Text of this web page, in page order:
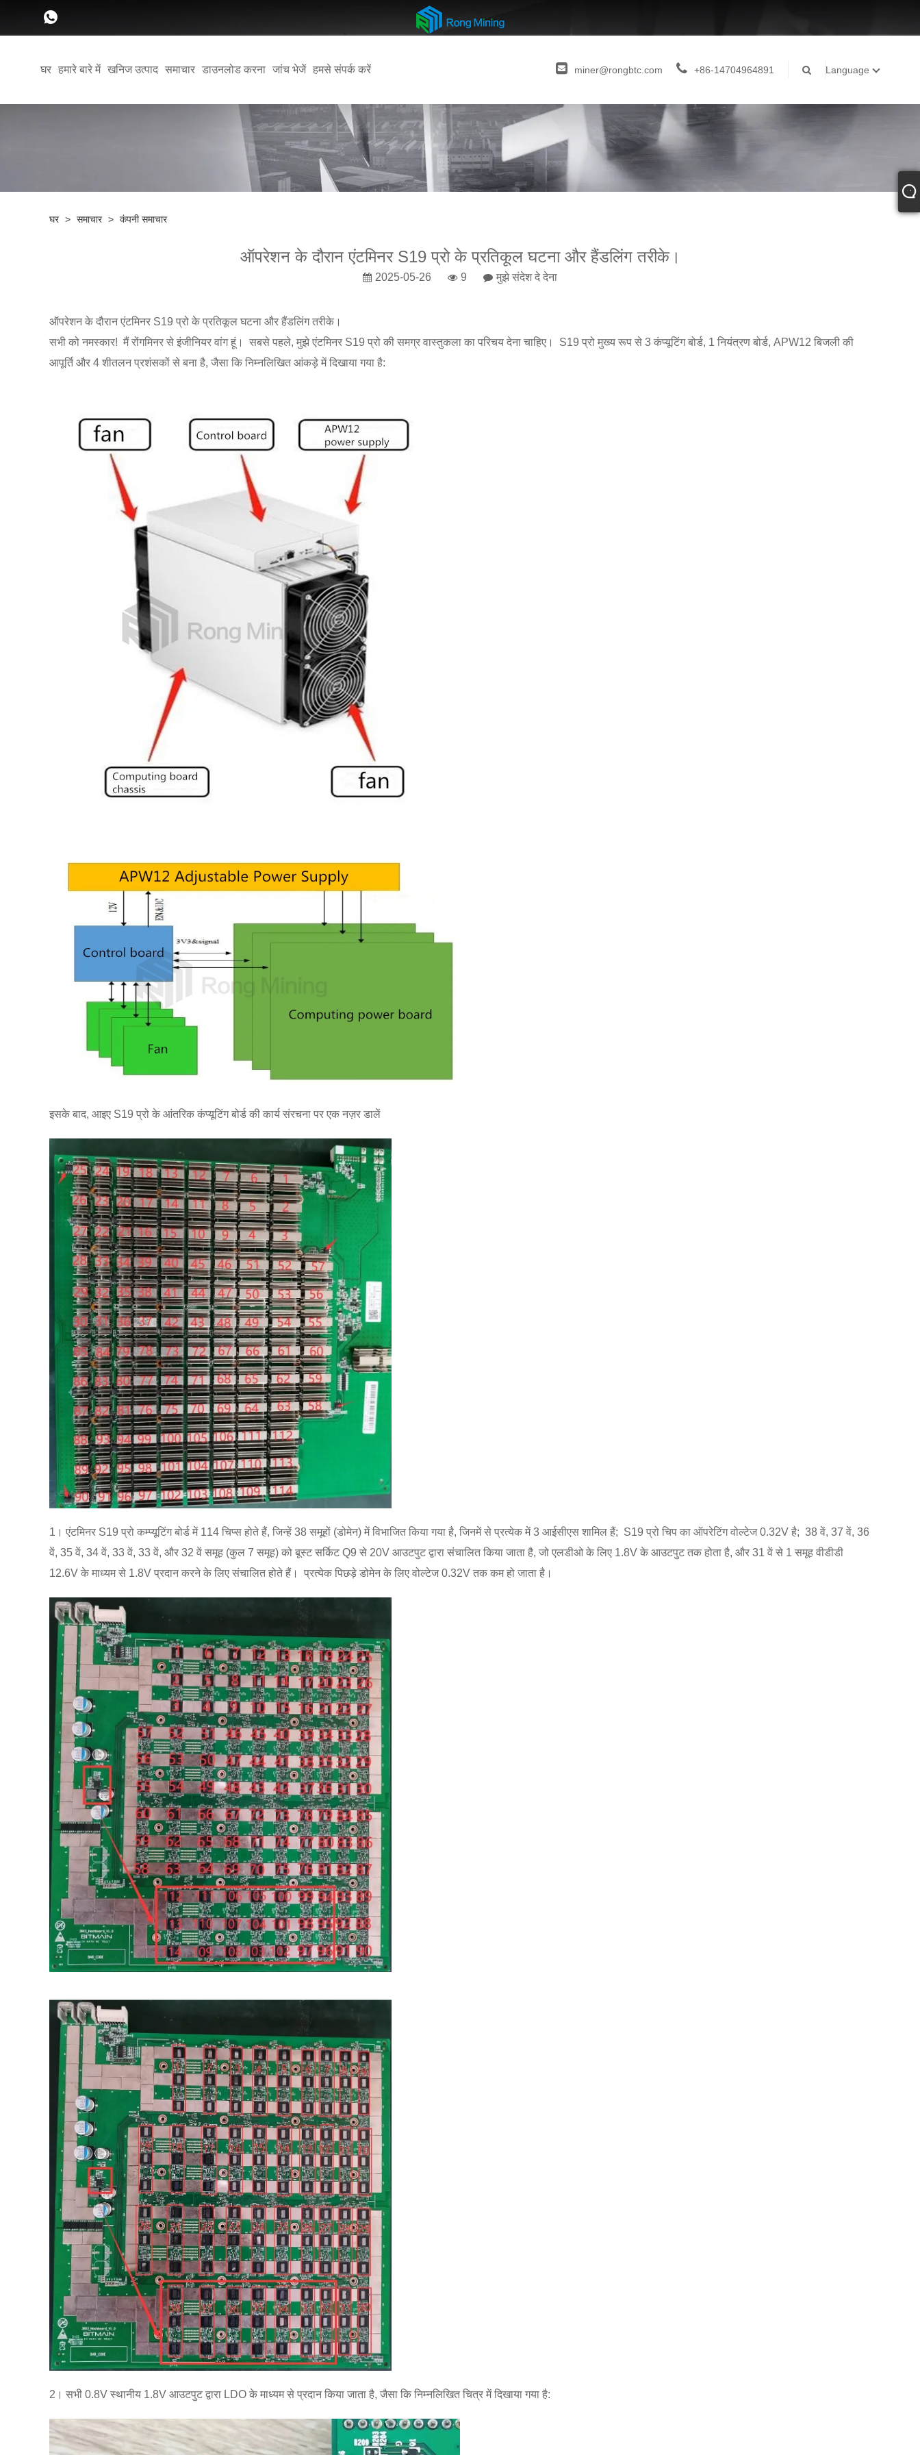
घर हमारे बारे में खनिज उत्पाद समाचार डाउनलोड करना जांच भेजें हमसे संपर्क करें miner@rongbtc.com +86-14704964891 Language
घर > समाचार > कंपनी समाचार
ऑपरेशन के दौरान एंटमिनर S19 प्रो के प्रतिकूल घटना और हैंडलिंग तरीके।
2025-05-26 9 मुझे संदेश दे देना
ऑपरेशन के दौरान एंटमिनर S19 प्रो के प्रतिकूल घटना और हैंडलिंग तरीके।
सभी को नमस्कार! मैं रोंगमिनर से इंजीनियर वांग हूं। सबसे पहले, मुझे एंटमिनर S19 प्रो की समग्र वास्तुकला का परिचय देना चाहिए। S19 प्रो मुख्य रूप से 3 कंप्यूटिंग बोर्ड, 1 नियंत्रण बोर्ड, APW12 बिजली की
आपूर्ति और 4 शीतलन प्रशंसकों से बना है, जैसा कि निम्नलिखित आंकड़े में दिखाया गया है:
इसके बाद, आइए S19 प्रो के आंतरिक कंप्यूटिंग बोर्ड की कार्य संरचना पर एक नज़र डालें
1। एंटमिनर S19 प्रो कम्प्यूटिंग बोर्ड में 114 चिप्स होते हैं, जिन्हें 38 समूहों (डोमेन) में विभाजित किया गया है, जिनमें से प्रत्येक में 3 आईसीएस शामिल हैं; S19 प्रो चिप का ऑपरेटिंग वोल्टेज 0.32V है; 38 वें, 37 वें, 36
वें, 35 वें, 34 वें, 33 वें, 33 वें, और 32 वें समूह (कुल 7 समूह) को बूस्ट सर्किट Q9 से 20V आउटपुट द्वारा संचालित किया जाता है, जो एलडीओ के लिए 1.8V के आउटपुट तक होता है, और 31 वें से 1 समूह वीडीडी
12.6V के माध्यम से 1.8V प्रदान करने के लिए संचालित होते हैं। प्रत्येक पिछड़े डोमेन के लिए वोल्टेज 0.32V तक कम हो जाता है।
2। सभी 0.8V स्थानीय 1.8V आउटपुट द्वारा LDO के माध्यम से प्रदान किया जाता है, जैसा कि निम्नलिखित चित्र में दिखाया गया है: